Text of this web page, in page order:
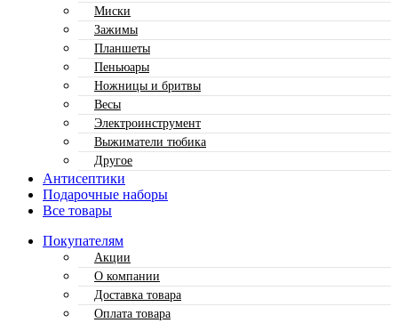
Миски
Зажимы
Планшеты
Пеньюары
Ножницы и бритвы
Весы
Электроинструмент
Выжиматели тюбика
Другое
Антисептики
Подарочные наборы
Все товары
Покупателям
Акции
О компании
Доставка товара
Оплата товара